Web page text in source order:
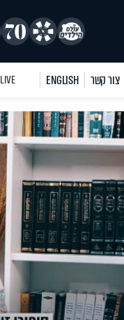
צור קשר ENGLISH
LIVE